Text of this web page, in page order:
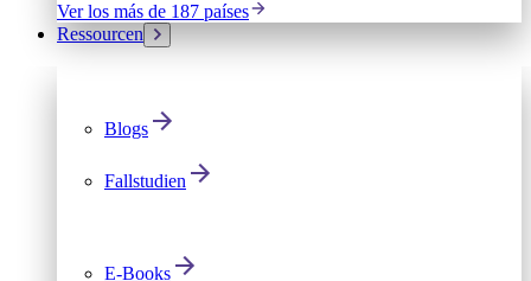
Ver los más de 187 países
Ressourcen
Blogs
Fallstudien
E-Books